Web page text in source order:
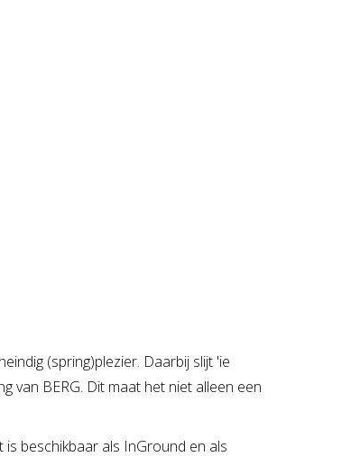
(spring)plezier. Daarbij slijt 'ie
van BERG. Dit maat het niet alleen een
beschikbaar als InGround en als